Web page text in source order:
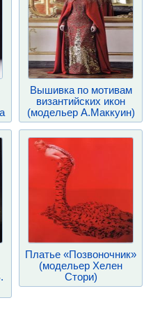
Вышивка по мотивам
византийских икон
(модельер А.Маккуин)
Платье «Позвоночник»
(модельер Хелен
Стори)